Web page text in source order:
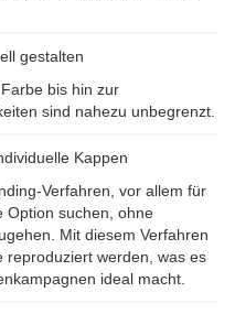
gestalten
bis hin zur
sind nahezu unbegrenzt.
Kappen
Verfahren, vor allem für
Option suchen, ohne
Mit diesem Verfahren
reproduziert werden, was es
ideal macht.